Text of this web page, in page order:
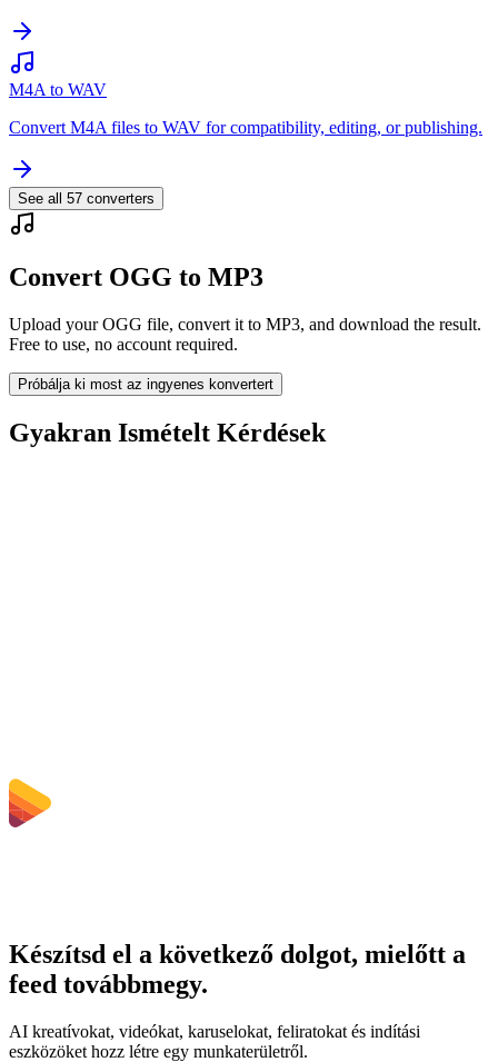
M4A to WAV
Convert M4A files to WAV for compatibility, editing, or publishing.
See all 57 converters
Convert OGG to MP3
Upload your OGG file, convert it to MP3, and download the result.
Free to use, no account required.
Próbálja ki most az ingyenes konvertert
Gyakran Ismételt Kérdések
Készítsd el a következő dolgot, mielőtt a
feed továbbmegy.
AI kreatívokat, videókat, karuselokat, feliratokat és indítási
eszközöket hozz létre egy munkaterületről.